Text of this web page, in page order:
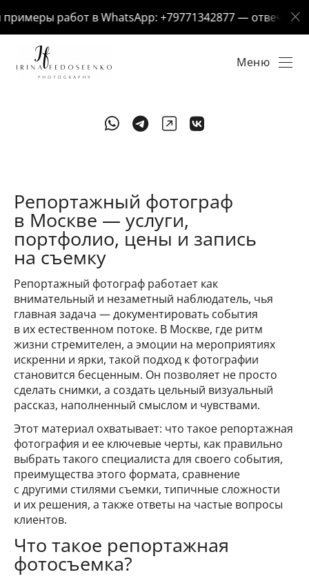
работ в WhatsApp: +79771342877 — отвечу за 5
Меню
Репортажный фотограф
в Москве — услуги,
портфолио, цены и запись
на съемку
Репортажный фотограф работает как
внимательный и незаметный наблюдатель, чья
главная задача — документировать события
в их естественном потоке. В Москве, где ритм
жизни стремителен, а эмоции на мероприятиях
искренни и ярки, такой подход к фотографии
становится бесценным. Он позволяет не просто
сделать снимки, а создать цельный визуальный
рассказ, наполненный смыслом и чувствами.
Этот материал охватывает: что такое репортажная
фотография и ее ключевые черты, как правильно
выбрать такого специалиста для своего события,
преимущества этого формата, сравнение
с другими стилями съемки, типичные сложности
и их решения, а также ответы на частые вопросы
клиентов.
Что такое репортажная
фотосъемка?